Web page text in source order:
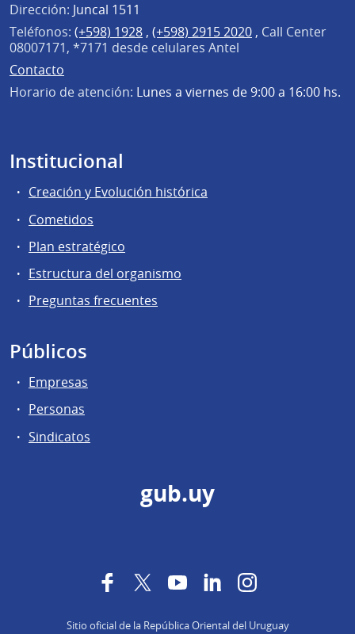
Dirección: Juncal 1511
Teléfonos: (+598) 1928 , (+598) 2915 2020 , Call Center
08007171, *7171 desde celulares Antel
Contacto
Horario de atención: Lunes a viernes de 9:00 a 16:00 hs.
Institucional
Creación y Evolución histórica
Cometidos
Plan estratégico
Estructura del organismo
Preguntas frecuentes
Públicos
Empresas
Personas
Sindicatos
gub.uy
FacebookTwitterYouTubeLinkedInInstagram
Sitio oficial de la República Oriental del Uruguay